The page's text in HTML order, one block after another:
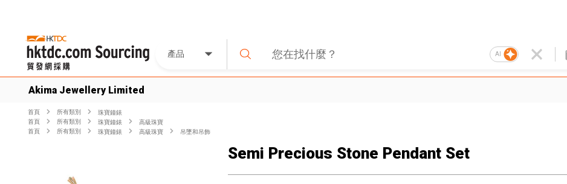
產品 AI
Akima Jewellery Limited
首頁 所有類別
珠寶鐘錶
首頁
所有類別 珠寶鐘錶
高級珠寶
首頁
所有類別 珠寶鐘錶 高級珠寶 吊墜和吊飾
Semi Precious Stone Pendant Set